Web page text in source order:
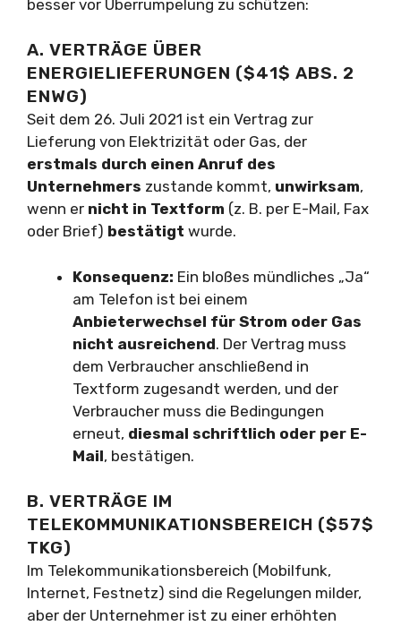
besser vor Überrumpelung zu schützen:
A. VERTRÄGE ÜBER
ENERGIELIEFERUNGEN ($41$ ABS. 2
ENWG)
Seit dem 26. Juli 2021 ist ein Vertrag zur
Lieferung von Elektrizität oder Gas, der
erstmals durch einen Anruf des
Unternehmers zustande kommt, unwirksam,
wenn er nicht in Textform (z. B. per E-Mail, Fax
oder Brief) bestätigt wurde.
Konsequenz: Ein bloßes mündliches „Ja“
am Telefon ist bei einem
Anbieterwechsel für Strom oder Gas
nicht ausreichend. Der Vertrag muss
dem Verbraucher anschließend in
Textform zugesandt werden, und der
Verbraucher muss die Bedingungen
erneut, diesmal schriftlich oder per E-
Mail, bestätigen.
B. VERTRÄGE IM
TELEKOMMUNIKATIONSBEREICH ($57$
TKG)
Im Telekommunikationsbereich (Mobilfunk,
Internet, Festnetz) sind die Regelungen milder,
aber der Unternehmer ist zu einer erhöhten